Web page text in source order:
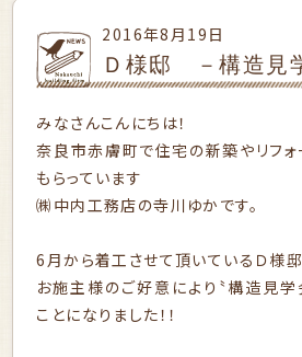
2016年8月19日
Ｄ様邸 －構造見
みなさんこんにちは！
奈良市赤膚町で住宅の新築やリフォ
もらっています
㈱中内工務店の寺川ゆかです。
6月から着工させて頂いているＤ様
お施主様のご好意により〝構造見学
ことになりました！！